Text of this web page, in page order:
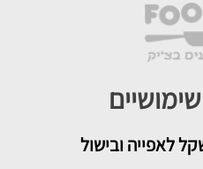
לאפייה ובישול